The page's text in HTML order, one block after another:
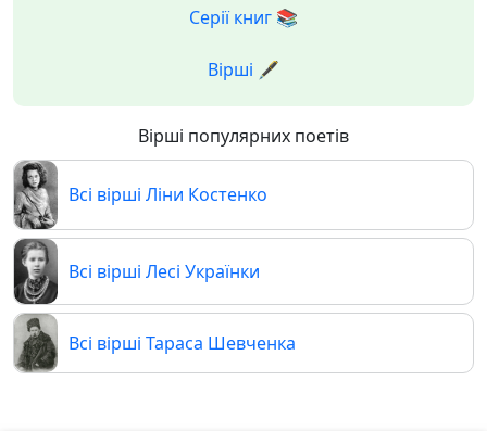
Серії книг 📚
Вірші 🖋️
Вірші популярних поетів
Всі вірші Ліни Костенко
Всі вірші Лесі Українки
Всі вірші Тараса Шевченка